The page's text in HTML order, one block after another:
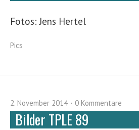
Fotos: Jens Hertel
Pics
2. November 2014 0 Kommentare
Bilder TPLE 89